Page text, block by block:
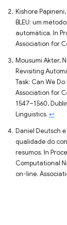
Kishore
BLEU: um
automática. In
Association for
Mousumi Akter,
Revisiting
Task: Can We
Association for
1547–1560,
Linguistics. ↩
Daniel Deutsch
qualidade do
resumos. In
Computational
on-line.